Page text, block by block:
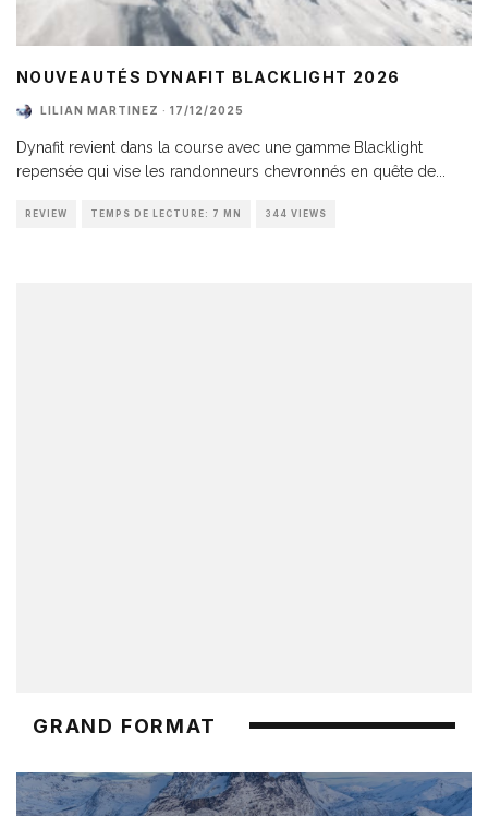
NOUVEAUTÉS DYNAFIT BLACKLIGHT 2026
LILIAN MARTINEZ · 17/12/2025
Dynafit revient dans la course avec une gamme Blacklight
repensée qui vise les randonneurs chevronnés en quête de
REVIEW TEMPS DE LECTURE: 7 MN 344 VIEWS
GRAND FORMAT